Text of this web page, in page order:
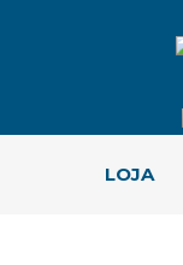
LOJA